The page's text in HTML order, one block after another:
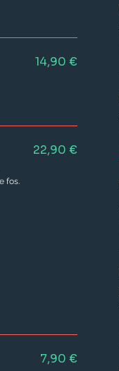
14,90 €
22,90 €
7,90 €